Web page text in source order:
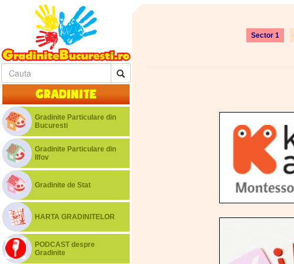
Gradinite
Gradinite Particulare din
Bucuresti
Gradinite Particulare din
Ilfov
Gradinite de Stat
HARTA GRADINITELOR
PODCAST despre
Gradinite
Sector 1